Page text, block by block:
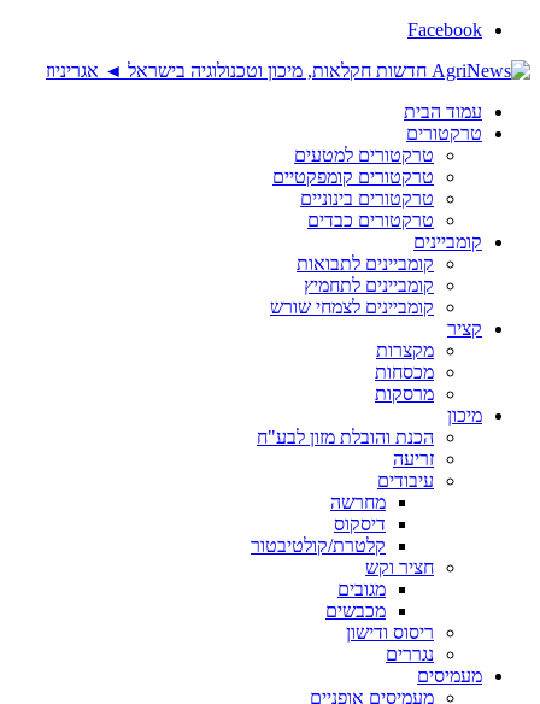
Facebook
עמוד הבית
טרקטורים
טרקטורים למטעים
טרקטורים קומפקטיים
טרקטורים בינוניים
טרקטורים כבדים
קומביינים
קומביינים לתבואות
קומביינים לתחמיץ
קומביינים לצמחי שורש
קציר
מקצרות
מכסחות
מרסקות
מיכון
הכנת והובלת מזון לבע"ח
זריעה
עיבודים
מחרשה
דיסקוס
קלטרת/קולטיבטור
חציר וקש
מגובים
מכבשים
ריסוס ודישון
נגררים
מעמיסים
מעמיסים אופניים